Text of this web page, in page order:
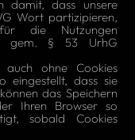
damit, dass unsere
Wort partizipieren,
die Nutzungen
gem. § 53 UrhG
ohne Cookies
eingestellt, dass sie
das Speichern
Ihren Browser so
sobald Cookies